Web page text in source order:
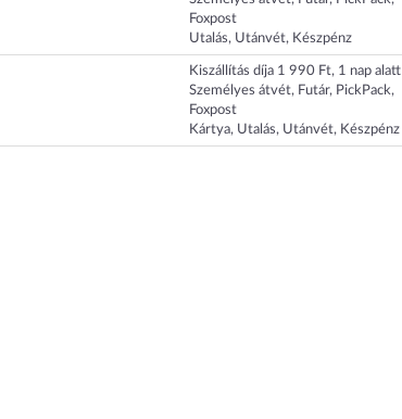
Foxpost
Utalás, Utánvét, Készpénz
Kiszállítás díja 1 990 Ft, 1 nap alatt
Személyes átvét, Futár, PickPack,
Foxpost
Kártya, Utalás, Utánvét, Készpénz